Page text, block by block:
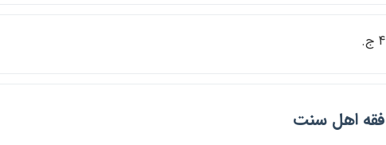
4 ج.
فقه اهل سنت